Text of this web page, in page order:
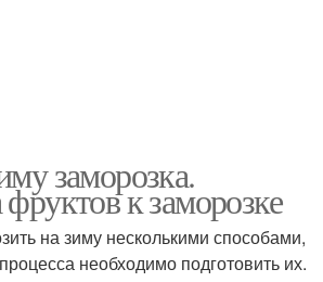
заморозка.
к заморозке
на зиму несколькими способами,
необходимо подготовить их.